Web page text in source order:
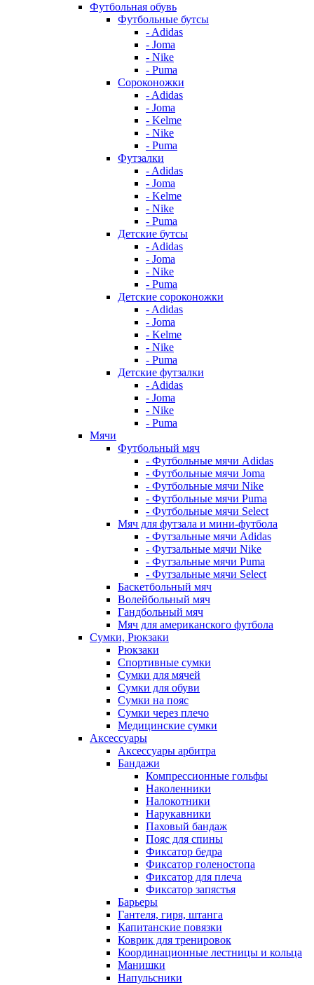
Футбольная обувь
Футбольные бутсы
- Adidas
- Joma
- Nike
- Puma
Сороконожки
- Adidas
- Joma
- Kelme
- Nike
- Puma
Футзалки
- Adidas
- Joma
- Kelme
- Nike
- Puma
Детские бутсы
- Adidas
- Joma
- Nike
- Puma
Детские сороконожки
- Adidas
- Joma
- Kelme
- Nike
- Puma
Детские футзалки
- Adidas
- Joma
- Nike
- Puma
Мячи
Футбольный мяч
- Футбольные мячи Adidas
- Футбольные мячи Joma
- Футбольные мячи Nike
- Футбольные мячи Puma
- Футбольные мячи Select
Мяч для футзала и мини-футбола
- Футзальные мячи Adidas
- Футзальные мячи Nike
- Футзальные мячи Puma
- Футзальные мячи Select
Баскетбольный мяч
Волейбольный мяч
Гандбольный мяч
Мяч для американского футбола
Сумки, Рюкзаки
Рюкзаки
Спортивные сумки
Сумки для мячей
Сумки для обуви
Сумки на пояс
Сумки через плечо
Медицинские сумки
Аксессуары
Аксессуары арбитра
Бандажи
Компрессионные гольфы
Наколенники
Налокотники
Нарукавники
Паховый бандаж
Пояс для спины
Фиксатор бедра
Фиксатор голеностопа
Фиксатор для плеча
Фиксатор запястья
Барьеры
Гантеля, гиря, штанга
Капитанские повязки
Коврик для тренировок
Координационные лестницы и кольца
Манишки
Напульсники